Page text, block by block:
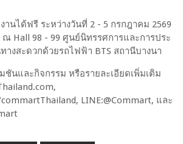
านได้ฟรี ระหว่างวันที่ 2 - 5 กรกฎาคม 2569
ณ Hall 98 - 99 ศูนย์นิทรรศการและการประ
างสะดวกด้วยรถไฟฟ้า BTS สถานีบางนา
ชันและกิจกรรม หรือรายละเอียดเพิ่มเติม
LINE:@Commart, และ